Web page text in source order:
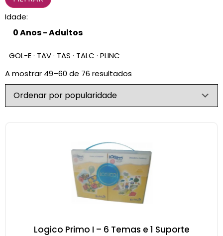
Idade:
GOL-E · TAV · TAS · TALC · PLINC
A mostrar 49–60 de 76 resultados
Logico Primo I – 6 Temas e 1 Suporte